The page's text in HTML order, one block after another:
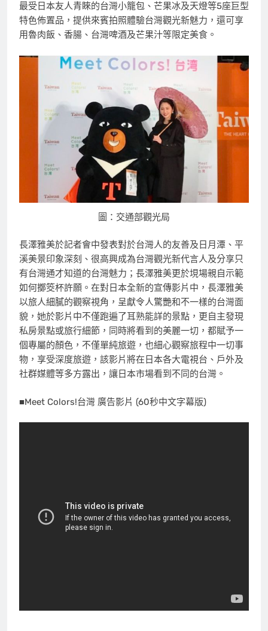
最受日本友人青睞的台灣小籠包、芒果冰及天燈等5座巨型
特色佈置品，提供來賓拍照體驗台灣觀光新魅力，還可享
用魯肉飯、香腸、台灣啤酒及芒果汁等限定美食。
圖：交通部觀光局
長澤雅美於記者會中發表對於台灣人的友善及日月潭、平
溪美景印象深刻、很高興成為台灣觀光新代言人及分享只
有台灣通才知道的台灣魅力；長澤雅美更於垷場親自示範
如何擲筊杯許願。在對日本全新的宣傳影片中，長澤雅美
以旅人細膩的觀察視角，呈獻令人驚艷和不一樣的台灣面
貌，她於影片中不僅跑遍了耳熟能詳的景點，更自主發現
私房景點或旅行細節，同時將看到的美麗一切，都賦予一
個專屬的顏色，不僅單純旅遊，也細心觀察旅程中一切事
物，享受深度旅遊，該影片將在日本各大電視台、戶外及
社群媒體等多方露出，讓日本市場看到不同的台灣。
■Meet Colors!台灣 廣告影片 (60秒中文字幕版)